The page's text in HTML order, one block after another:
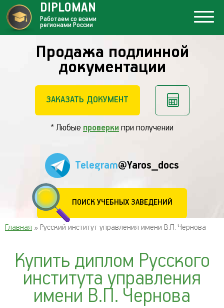
Продажа подлинной
документации
ЗАКАЗАТЬ ДОКУМЕНТ
* Любые проверки при получении
Telegram@Yaros_docs
ПОИСК УЧЕБНЫХ ЗАВЕДЕНИЙ
DIPLOMAN
Работаем со всеми
регионами России
Главная » Русский институт управления имени В.П. Чернова
Купить диплом Русского
института управления
имени В.П. Чернова